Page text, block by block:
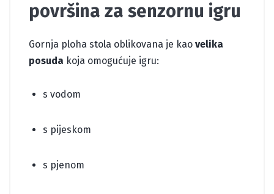
površina za senzornu igru
Gornja ploha stola oblikovana je kao velika
posuda koja omogućuje igru:
s vodom
s pijeskom
s pjenom